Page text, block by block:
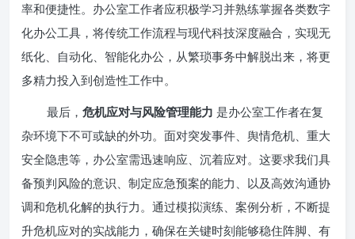
率和便捷性。办公室工作者应积极学习并熟练掌握各类数字
化办公工具，将传统工作流程与现代科技深度融合，实现无
纸化、自动化、智能化办公，从繁琐事务中解脱出来，将更
多精力投入到创造性工作中。
最后， 危机应对与风险管理能力 是办公室工作者在复
杂环境下不可或缺的外功。面对突发事件、舆情危机、重大
安全隐患等，办公室需迅速响应、沉着应对。这要求我们具
备预判风险的意识、制定应急预案的能力、以及高效沟通协
调和危机化解的执行力。通过模拟演练、案例分析，不断提
升危机应对的实战能力，确保在关键时刻能够稳住阵脚、有